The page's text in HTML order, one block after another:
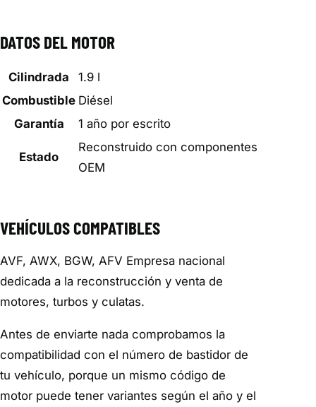
DATOS DEL MOTOR
Cilindrada
1.9 l
Combustible Diésel
Garantía
1 año por escrito
Estado
Reconstruido con componentes
OEM
VEHÍCULOS COMPATIBLES
AVF, AWX, BGW, AFV Empresa nacional
dedicada a la reconstrucción y venta de
motores, turbos y culatas.
Antes de enviarte nada comprobamos la
compatibilidad con el número de bastidor de
tu vehículo, porque un mismo código de
motor puede tener variantes según el año y el